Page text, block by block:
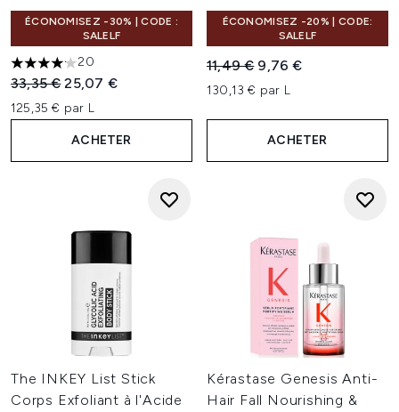
ÉCONOMISEZ -30% | CODE :
SALELF
4.15 étoiles sur un maximum de 5
20
Prix de vente :
33,35 €Prix ​​actuel :
25,07 €
125,35 € par L
ACHETER
ÉCONOMISEZ -20% | CODE:
SALELF
Prix de vente :
11,49 € Prix ​​actuel :
9,76 €
130,13 € par L
ACHETER
The INKEY List Stick
Corps Exfoliant à l'Acide
Kérastase Genesis Anti-
Hair Fall Nourishing &